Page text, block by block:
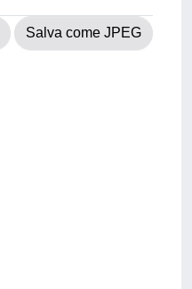
Salva come JPEG